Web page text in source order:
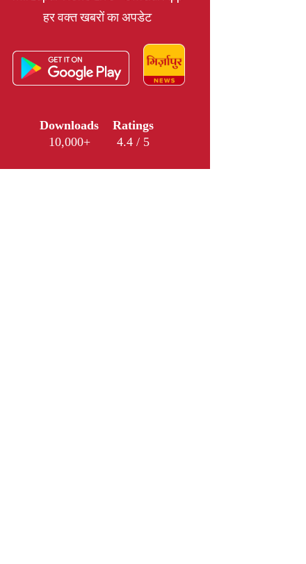
हर वक्त खबरों का अपडेट
Downloads
10,000+
Ratings
4.4 / 5